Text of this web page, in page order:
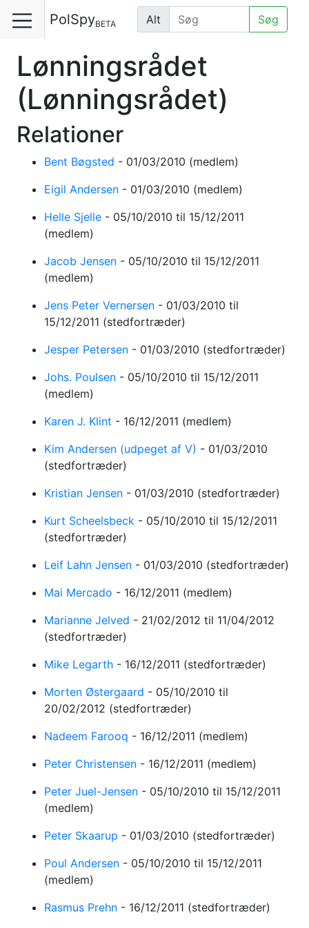
PolSpyBETA Alt Søg
Lønningsrådet
(Lønningsrådet)
Relationer
Bent Bøgsted - 01/03/2010 (medlem)
Eigil Andersen - 01/03/2010 (medlem)
Helle Sjelle - 05/10/2010 til 15/12/2011
(medlem)
Jacob Jensen - 05/10/2010 til 15/12/2011
(medlem)
Jens Peter Vernersen - 01/03/2010 til
15/12/2011 (stedfortræder)
Jesper Petersen - 01/03/2010 (stedfortræder)
Johs. Poulsen - 05/10/2010 til 15/12/2011
(medlem)
Karen J. Klint - 16/12/2011 (medlem)
Kim Andersen (udpeget af V) - 01/03/2010
(stedfortræder)
Kristian Jensen - 01/03/2010 (stedfortræder)
Kurt Scheelsbeck - 05/10/2010 til 15/12/2011
(stedfortræder)
Leif Lahn Jensen - 01/03/2010 (stedfortræder)
Mai Mercado - 16/12/2011 (medlem)
Marianne Jelved - 21/02/2012 til 11/04/2012
(stedfortræder)
Mike Legarth - 16/12/2011 (stedfortræder)
Morten Østergaard - 05/10/2010 til
20/02/2012 (stedfortræder)
Nadeem Farooq - 16/12/2011 (medlem)
Peter Christensen - 16/12/2011 (medlem)
Peter Juel-Jensen - 05/10/2010 til 15/12/2011
(medlem)
Peter Skaarup - 01/03/2010 (stedfortræder)
Poul Andersen - 05/10/2010 til 15/12/2011
(medlem)
Rasmus Prehn - 16/12/2011 (stedfortræder)